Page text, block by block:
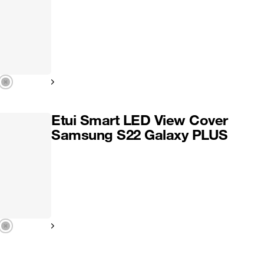
Pokaż następny
Pokaż następny
Etui Smart LED View Cover
Samsung S22 Galaxy PLUS